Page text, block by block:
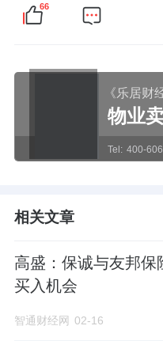
66
《乐居财
物业
Tel: 400-
相关文章
高盛：保诚与友邦
买入机会
智通财经网 02-16